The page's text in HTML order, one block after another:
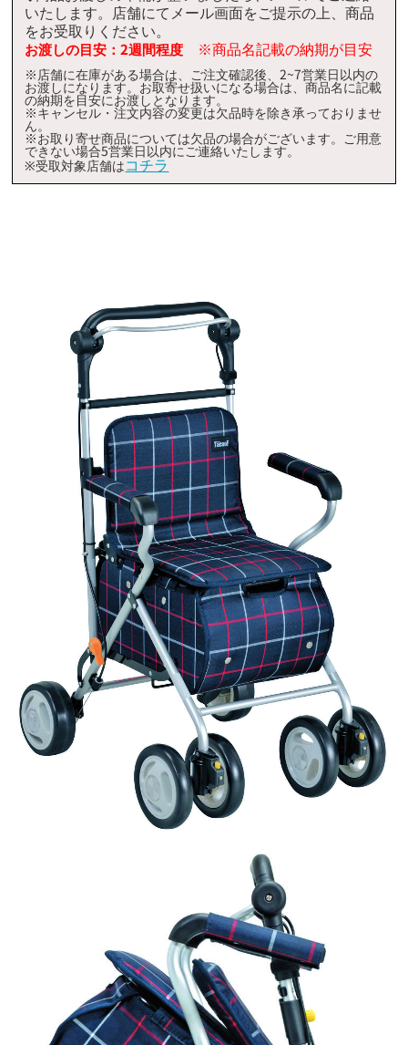
エクスプレス野芥駅前店/イオン野芥店
イオンスタイル笹丘店
◯
イオンマリナタウン店
◯
いたします。店舗にてメール画面をご提示の上、商品
をお受取りください。
お渡しの目安：2週間程度 ※商品名記載の納期が目安
※店舗に在庫がある場合は、ご注文確認後、2~7営業日以内の
お渡しになります。お取寄せ扱いになる場合は、商品名に記載
の納期を目安にお渡しとなります。
※キャンセル・注文内容の変更は欠品時を除き承っておりませ
ん。
※お取り寄せ商品については欠品の場合がございます。ご用意
できない場合5営業日以内にご連絡いたします。
※受取対象店舗はコチラ